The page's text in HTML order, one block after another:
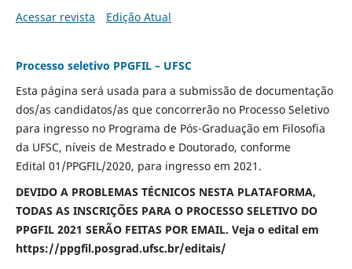
Acessar revista
Edição Atual
Processo seletivo PPGFIL – UFSC
Esta página será usada para a submissão de documentação
dos/as candidatos/as que concorrerão no Processo Seletivo
para ingresso no Programa de Pós-Graduação em Filosofia
da UFSC, níveis de Mestrado e Doutorado, conforme
Edital 01/PPGFIL/2020, para ingresso em 2021.
DEVIDO A PROBLEMAS TÉCNICOS NESTA PLATAFORMA,
TODAS AS INSCRIÇÕES PARA O PROCESSO SELETIVO DO
PPGFIL 2021 SERÃO FEITAS POR EMAIL. Veja o edital em
https://ppgfil.posgrad.ufsc.br/editais/